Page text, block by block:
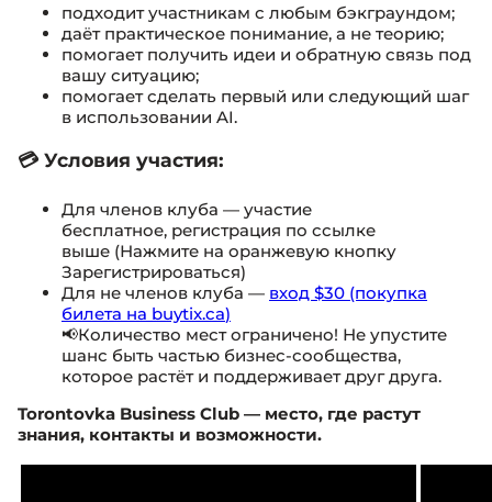
подходит участникам с любым бэкграундом;
даёт практическое понимание, а не теорию;
помогает получить идеи и обратную связь под
вашу ситуацию;
помогает сделать первый или следующий шаг
в использовании AI.
💳 Условия участия:
Для членов клуба — участие
бесплатное, регистрация по ссылке
выше (Нажмите на оранжевую кнопку
Зарегистрироваться)
Для не членов клуба — вход $30 (покупка
билета на buytix.ca)
📢Количество мест ограничено! Не упустите
шанс быть частью бизнес-сообщества,
которое растёт и поддерживает друг друга.
Torontovka Business Club — место, где растут
знания, контакты и возможности.